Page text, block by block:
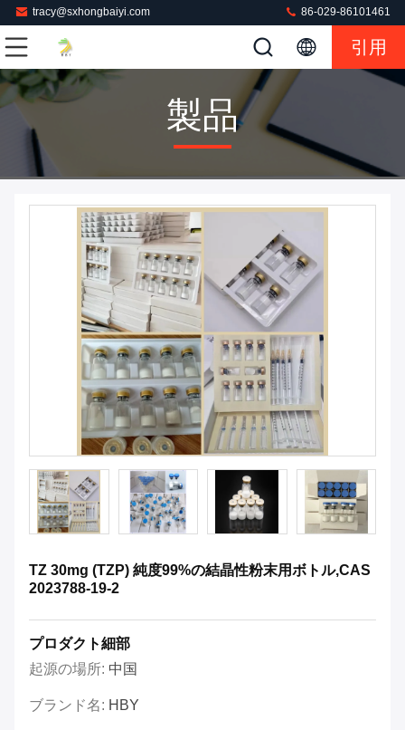
tracy@sxhongbaiyi.com 86-029-86101461
引用
製品
TZ 30mg (TZP) 純度99%の結晶性粉末用ボトル,CAS
2023788-19-2
プロダクト細部
起源の場所: 中国
ブランド名: HBY